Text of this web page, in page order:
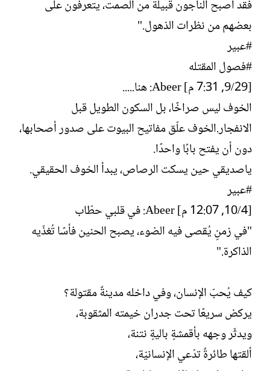
فقد أصبح الناجون قبيلة من الصمت، يتعرفون على
بعضهم من نظرات الذهول."
#عبير
#فصول المقتله
[29/‏9, 7:31 م] Abeer: هنا.....
الخوف ليس صراخًا، بل السكون الطويل قبل
الانفجار.الخوف علّق مفاتيح البيوت على صدور أصحابها،
دون أن يفتح بابًا واحدًا.
ياصديقي حين يسكت الرصاص، يبدأ الخوف الحقيقي.
#عبير
[4/‏10, 12:07 م] Abeer: في قلبي حطّاب
"في زمنٍ يُقصى فيه الضوء، يصبح الحنين فأسًا تُغذّيه
الذاكرة."
كيف يُحبّ الإنسان، وفي داخله مدينةٌ مقتولة؟
يركض سريعًا تحت جدران خيمته المثقوبة،
ويدثّر وجهه بأقمشةٍ باليةٍ نتنة،
ألقتها طائرةٌ تدّعي الإنسانيّة،